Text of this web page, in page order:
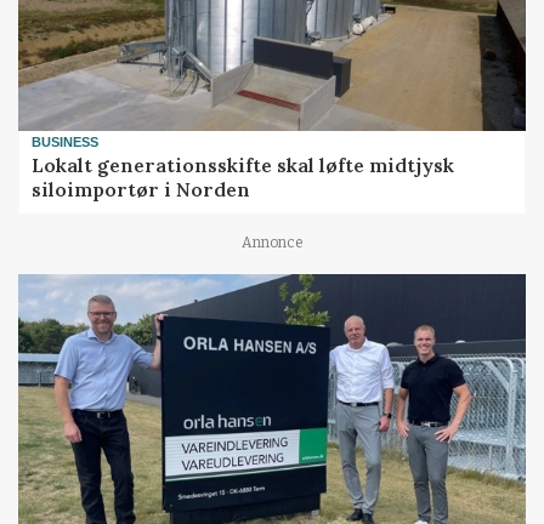
BUSINESS
Lokalt generationsskifte skal løfte midtjysk
siloimportør i Norden
Annonce